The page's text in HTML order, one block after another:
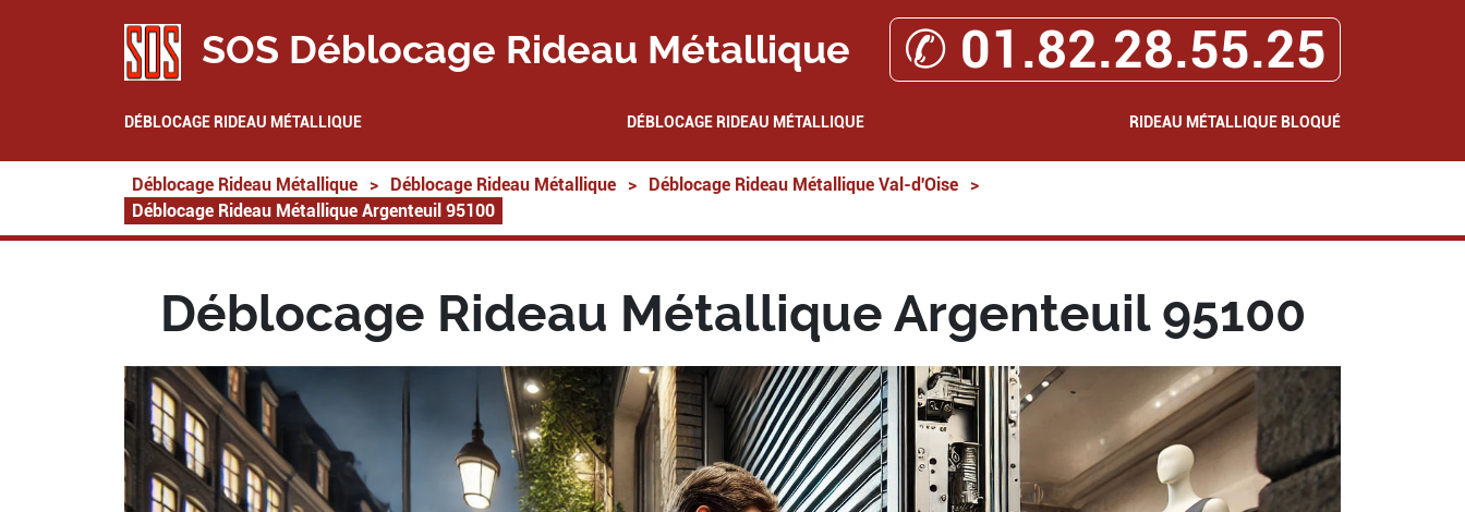
SOS Déblocage Rideau Métallique ✆ 01.82.28.55.25
DÉBLOCAGE RIDEAU MÉTALLIQUE DÉBLOCAGE RIDEAU MÉTALLIQUE RIDEAU MÉTALLIQUE BLOQUÉ
Déblocage Rideau Métallique > Déblocage Rideau Métallique > Déblocage Rideau Métallique Val-d'Oise
>
Déblocage Rideau Métallique Argenteuil 95100
Déblocage Rideau Métallique Argenteuil 95100